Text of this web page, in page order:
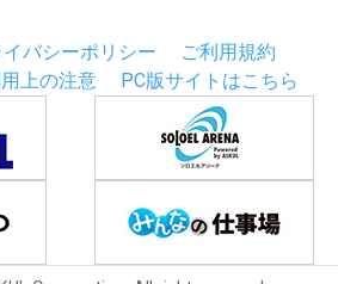
イバシーポリシー
ご利用規約
上の注意 PC版サイトはこちら